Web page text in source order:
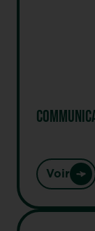
Voir